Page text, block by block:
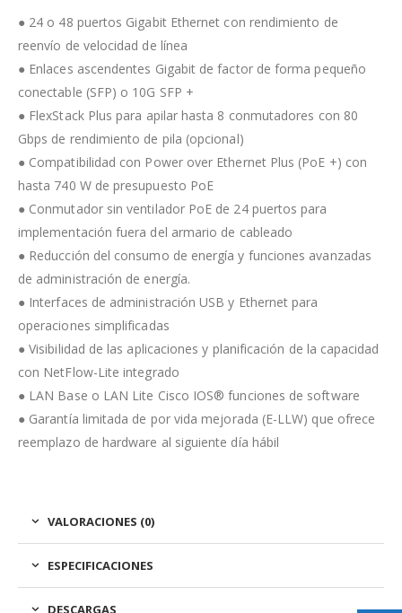
● 24 o 48 puertos Gigabit Ethernet con rendimiento de
reenvío de velocidad de línea
● Enlaces ascendentes Gigabit de factor de forma pequeño
conectable (SFP) o 10G SFP +
● FlexStack Plus para apilar hasta 8 conmutadores con 80
Gbps de rendimiento de pila (opcional)
● Compatibilidad con Power over Ethernet Plus (PoE +) con
hasta 740 W de presupuesto PoE
● Conmutador sin ventilador PoE de 24 puertos para
implementación fuera del armario de cableado
● Reducción del consumo de energía y funciones avanzadas
de administración de energía.
● Interfaces de administración USB y Ethernet para
operaciones simplificadas
● Visibilidad de las aplicaciones y planificación de la capacidad
con NetFlow-Lite integrado
● LAN Base o LAN Lite Cisco IOS® funciones de software
● Garantía limitada de por vida mejorada (E-LLW) que ofrece
reemplazo de hardware al siguiente día hábil
VALORACIONES (0)
ESPECIFICACIONES
DESCARGAS